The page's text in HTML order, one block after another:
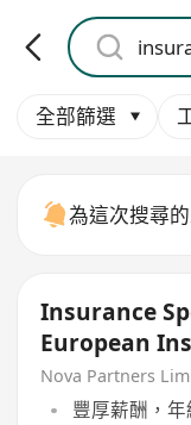
全部篩選
為這次搜尋
Insurance
European
Nova Partners
豐厚薪酬，